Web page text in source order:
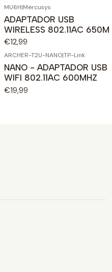
MU6H|Mercusys
ADAPTADOR USB
WIRELESS 802.11AC 650M
€12,99
ARCHER-T2U-NANO|TP-Link
NANO - ADAPTADOR USB
WIFI 802.11AC 600MHZ
€19,99